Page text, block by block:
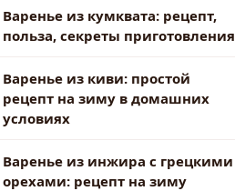
Варенье из кумквата: рецепт,
польза, секреты приготовления
Варенье из киви: простой
рецепт на зиму в домашних
условиях
Варенье из инжира с грецкими
орехами: рецепт на зиму